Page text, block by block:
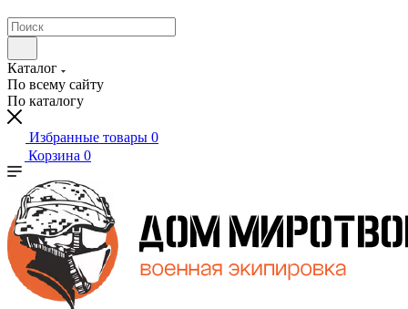
Каталог
По всему сайту
По каталогу
Избранные товары 0
Корзина 0